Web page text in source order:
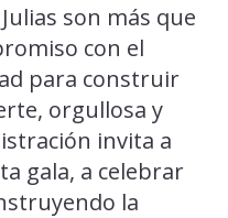
son más que
con el
para construir
orgullosa y
invita a
gala, a celebrar
la